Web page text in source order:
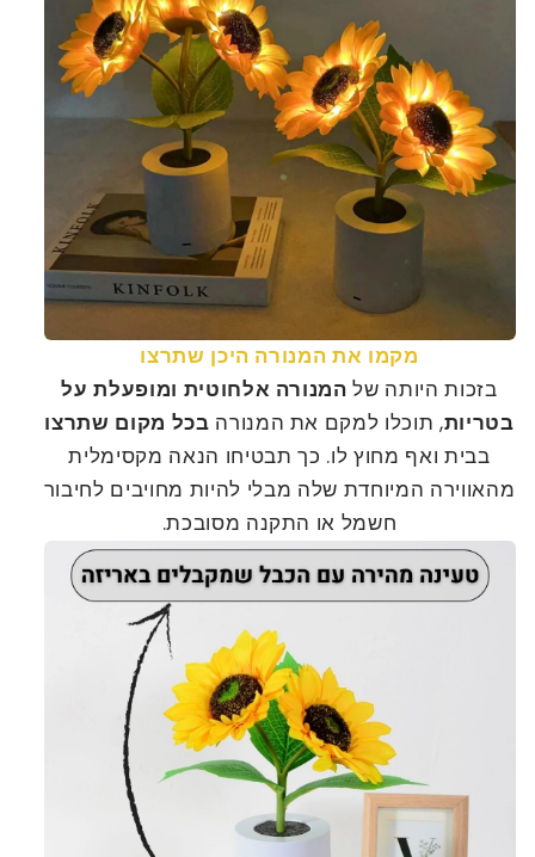
מקמו את המנורה היכן שתרצו
בזכות היותה של המנורה אלחוטית ומופעלת על
בטריות, תוכלו למקם את המנורה בכל מקום שתרצו
בבית ואף מחוץ לו. כך תבטיחו הנאה מקסימלית
מהאווירה המיוחדת שלה מבלי להיות מחויבים לחיבור
חשמל או התקנה מסובכת.